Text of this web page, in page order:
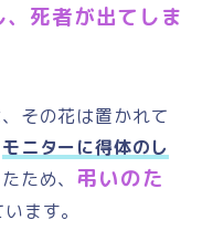
死者が出てしま
その花は置かれて
モニターに得体のし
ため、 弔いのた
ます。